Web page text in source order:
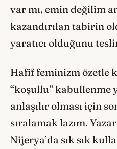
var mı, emin değilim
kazandırılan tabirin
yaratıcı olduğunu
Hafif feminizm özetle
“koşullu” kabullenme
anlaşılır olması için
sıralamak lazım.
Nijerya’da sık sık